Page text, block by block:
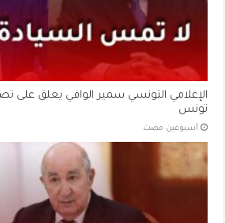
الإعلامي التونسي سمير الوافي يعلق على
تونس
‏أسبوعين مضت